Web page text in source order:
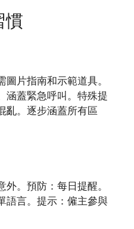
慣
片指南和示範道具。
涵蓋緊急呼叫。特殊提
亂。逐步涵蓋所有區
。預防：每日提醒。
語言。提示：僱主參與